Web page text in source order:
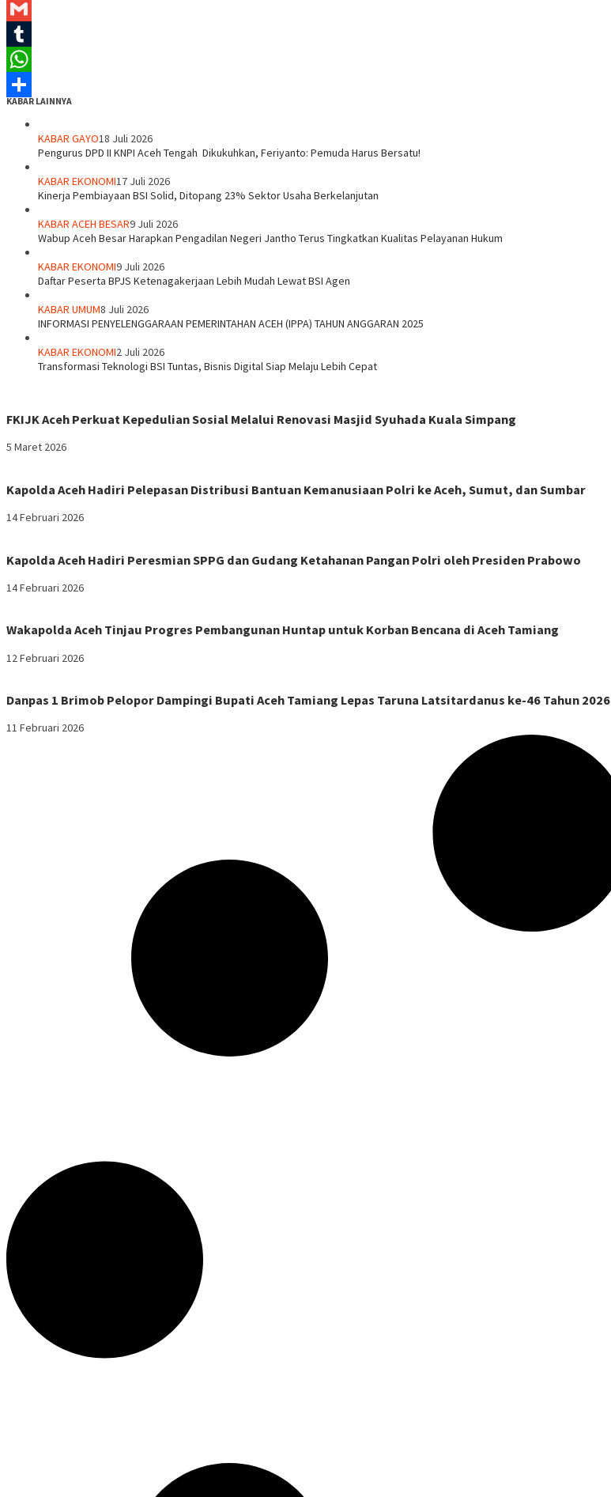
Email
Gmail
Tumblr
WhatsApp
KABAR LAINNYA
KABAR GAYO18 Juli 2026
‎Pengurus DPD II KNPI Aceh Tengah Dikukuhkan, Feriyanto: Pemuda Harus Bersatu!
KABAR EKONOMI17 Juli 2026
Kinerja Pembiayaan BSI Solid, Ditopang 23% Sektor Usaha Berkelanjutan
KABAR ACEH BESAR9 Juli 2026
Wabup Aceh Besar Harapkan Pengadilan Negeri Jantho Terus Tingkatkan Kualitas Pelayanan Hukum
KABAR EKONOMI9 Juli 2026
Daftar Peserta BPJS Ketenagakerjaan Lebih Mudah Lewat BSI Agen
KABAR UMUM8 Juli 2026
INFORMASI PENYELENGGARAAN PEMERINTAHAN ACEH (IPPA) TAHUN ANGGARAN 2025
KABAR EKONOMI2 Juli 2026
Transformasi Teknologi BSI Tuntas, Bisnis Digital Siap Melaju Lebih Cepat
FKIJK Aceh Perkuat Kepedulian Sosial Melalui Renovasi Masjid Syuhada Kuala Simpang
5 Maret 2026
Kapolda Aceh Hadiri Pelepasan Distribusi Bantuan Kemanusiaan Polri ke Aceh, Sumut, dan Sumbar
14 Februari 2026
Kapolda Aceh Hadiri Peresmian SPPG dan Gudang Ketahanan Pangan Polri oleh Presiden Prabowo
14 Februari 2026
Wakapolda Aceh Tinjau Progres Pembangunan Huntap untuk Korban Bencana di Aceh Tamiang
12 Februari 2026
Danpas 1 Brimob Pelopor Dampingi Bupati Aceh Tamiang Lepas Taruna Latsitardanus ke-46 Tahun 2026
11 Februari 2026